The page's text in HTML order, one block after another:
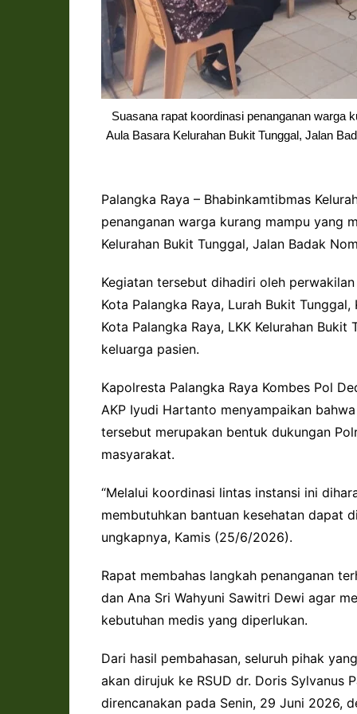
Suasana rapat koordinasi penanganan warga
Aula Basara Kelurahan Bukit Tunggal, Jalan
Palangka Raya – Bhabinkamtibmas
penanganan warga kurang mampu yang
Kelurahan Bukit Tunggal, Jalan Badak
Kegiatan tersebut dihadiri oleh
Kota Palangka Raya, Lurah Bukit
Kota Palangka Raya, LKK Kelurahan
keluarga pasien.
Kapolresta Palangka Raya Kombes Pol
AKP Iyudi Hartanto menyampaikan
tersebut merupakan bentuk dukungan
masyarakat.
“Melalui koordinasi lintas instansi ini
membutuhkan bantuan kesehatan dapat
ungkapnya, Kamis (25/6/2026).
Rapat membahas langkah penanganan
dan Ana Sri Wahyuni Sawitri Dewi agar
kebutuhan medis yang diperlukan.
Dari hasil pembahasan, seluruh pihak
akan dirujuk ke RSUD dr. Doris Sylvanus
direncanakan pada Senin, 29 Juni 2026,